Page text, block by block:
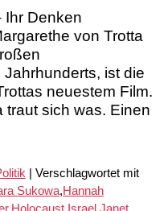
Ihr Denken
von Trotta
ist die
neuestem Film.
traut sich was. Einen
Verschlagwortet mit
Sukowa,Hannah
,Holocaust, Israel ,Janet